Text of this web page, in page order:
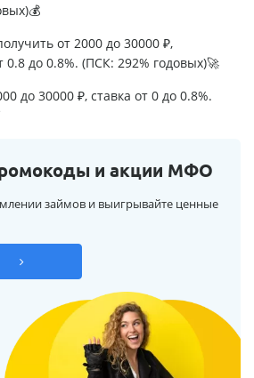
от 2000 до 30000 ₽,
0.8 до 0.8%. (ПСК: 292% годовых)🚀
до 30000 ₽, ставка от 0 до 0.8%.
и акции МФО
займов и выигрывайте ценные